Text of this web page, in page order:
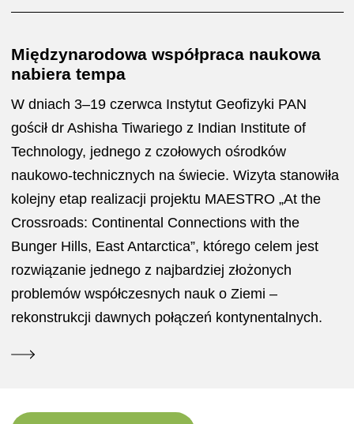
Międzynarodowa współpraca naukowa
nabiera tempa
W dniach 3–19 czerwca Instytut Geofizyki PAN
gościł dr Ashisha Tiwariego z Indian Institute of
Technology, jednego z czołowych ośrodków
naukowo-technicznych na świecie. Wizyta stanowiła
kolejny etap realizacji projektu MAESTRO „At the
Crossroads: Continental Connections with the
Bunger Hills, East Antarctica”, którego celem jest
rozwiązanie jednego z najbardziej złożonych
problemów współczesnych nauk o Ziemi –
rekonstrukcji dawnych połączeń kontynentalnych.